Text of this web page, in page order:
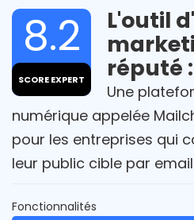
8.2
SCORE EXPERT
L'outil
réputé
Une
numérique appelée
pour les entreprises qui
leur public cible par
Fonctionnalités